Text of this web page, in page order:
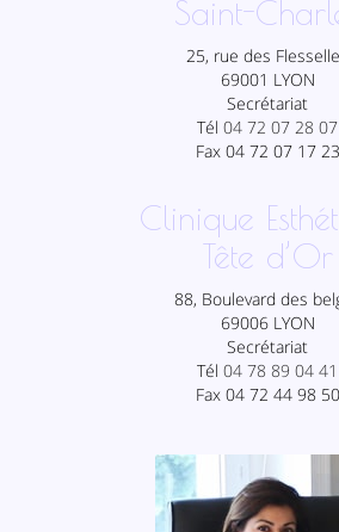
Saint-
25, rue des
69001 LYON
Secrétariat
Tél 04 72 07 28 07
Fax 04 72 07 17 23
Clinique
Tête d’Or
88, Boulevard des
69006 LYON
Secrétariat
Tél 04 78 89 04 41
Fax 04 72 44 98 50